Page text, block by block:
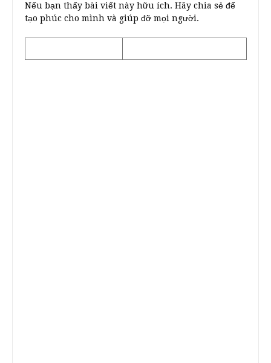
Nếu bạn thấy bài viết này hữu ích. Hãy chia sẻ để
tạo phúc cho mình và giúp đỡ mọi người.